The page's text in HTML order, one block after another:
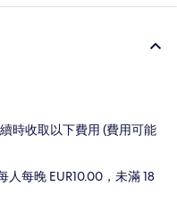
時收取以下費用 (費用可能
每晚 EUR10.00，未滿 18